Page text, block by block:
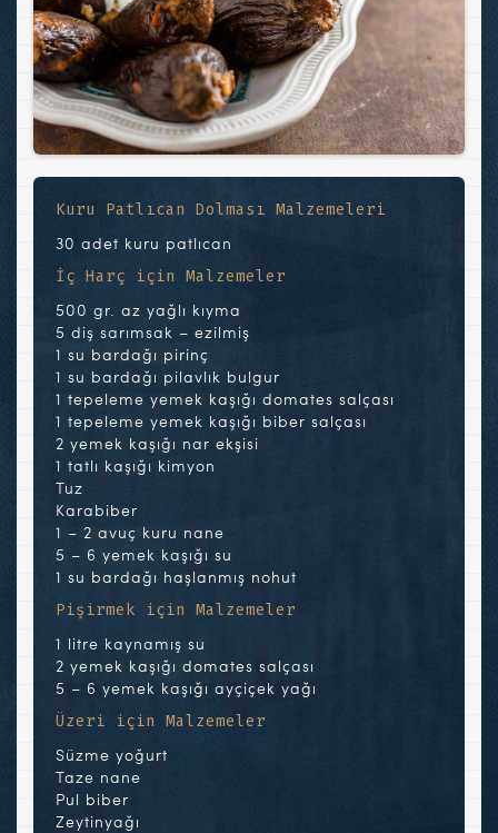
Kuru Patlıcan Dolması Malzemeleri
30 adet kuru patlıcan
İç Harç için Malzemeler
500 gr. az yağlı kıyma
5 diş sarımsak – ezilmiş
1 su bardağı pirinç
1 su bardağı pilavlık bulgur
1 tepeleme yemek kaşığı domates salçası
1 tepeleme yemek kaşığı biber salçası
2 yemek kaşığı nar ekşisi
1 tatlı kaşığı kimyon
Tuz
Karabiber
1 – 2 avuç kuru nane
5 – 6 yemek kaşığı su
1 su bardağı haşlanmış nohut
Pişirmek için Malzemeler
1 litre kaynamış su
2 yemek kaşığı domates salçası
5 – 6 yemek kaşığı ayçiçek yağı
Üzeri için Malzemeler
Süzme yoğurt
Taze nane
Pul biber
Zeytinyağı